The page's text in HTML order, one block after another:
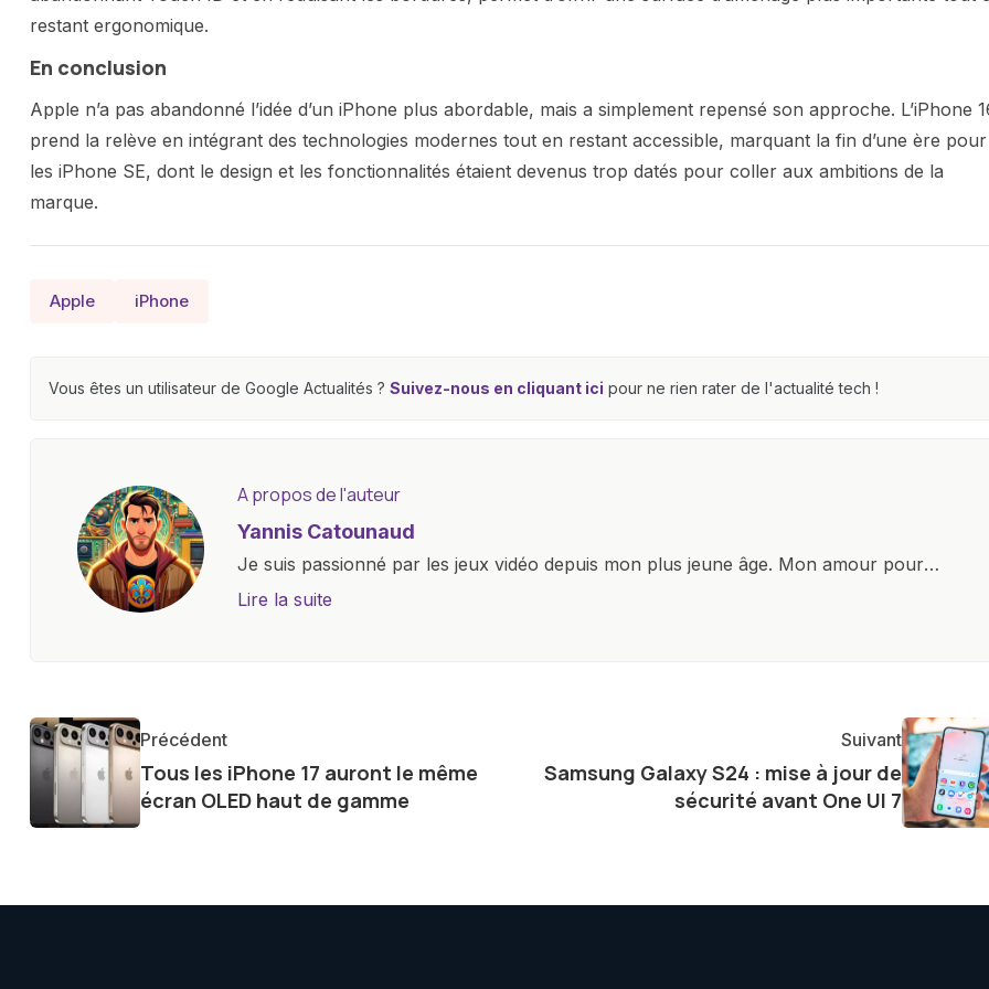
restant ergonomique.
En conclusion
Apple n’a pas abandonné l’idée d’un iPhone plus abordable, mais a simplement repensé son approche. L’iPhone
prend la relève en intégrant des technologies modernes tout en restant accessible, marquant la fin d’une ère pour
les iPhone SE, dont le design et les fonctionnalités étaient devenus trop datés pour coller aux ambitions de la
marque.
Apple iPhone
Vous êtes un utilisateur de Google Actualités ? Suivez-nous en cliquant ici pour ne rien rater de l'actualité tech !
A propos de l'auteur
Yannis Catounaud
Je suis passionné par les jeux vidéo depuis mon plus jeune âge. Mon amour pour
l'univers numérique m'a conduit à explorer constamment les dernières avancées dans
communauté en ligne. Mon engagement envers l'exploration constante des frontières
de la technologie me permet de présenter aux lecteurs un aperçu captivant de ce que
le futur numérique nous réserve.
Lire la suite
Précédent
Tous les iPhone 17 auront le même
écran OLED haut de gamme
Suivant
Samsung Galaxy S24 : mise à jour de
sécurité avant One UI 7